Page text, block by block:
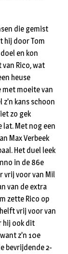
die gemist
hij door Tom
en kon
van Rico, wat
heuse
moeite van
kans schoon
zo gek
lat. Met nog een
Max Verbeek
Het duel leek
in de 86e
vrij voor van Mil
van de extra
zette Rico op
vrij voor van
hij ook dit
z’n 10e
bevrijdende 2-